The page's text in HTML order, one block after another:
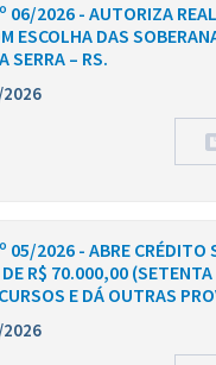
06/2026 - AUTORIZA
ESCOLHA DAS
SERRA – RS.
05/2026 - ABRE CRÉDITO
R$ 70.000,00 (SETENTA
E DÁ OUTRAS